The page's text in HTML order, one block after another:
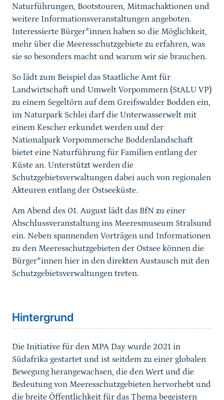
Naturführungen, Bootstouren, Mitmachaktionen und
weitere Informationsveranstaltungen angeboten.
Interessierte Bürger*innen haben so die Möglichkeit,
mehr über die Meeresschutzgebiete zu erfahren, was
sie so besonders macht und warum wir sie brauchen.
So lädt zum Beispiel das Staatliche Amt für
Landwirtschaft und Umwelt Vorpommern (StALU VP)
zu einem Segeltörn auf dem Greifswalder Bodden ein,
im Naturpark Schlei darf die Unterwasserwelt mit
einem Kescher erkundet werden und der
Nationalpark Vorpommersche Boddenlandschaft
bietet eine Naturführung für Familien entlang der
Küste an. Unterstützt werden die
Schutzgebietsverwaltungen dabei auch von regionalen
Akteuren entlang der Ostseeküste.
Am Abend des 01. August lädt das BfN zu einer
Abschlussveranstaltung ins Meeresmuseum Stralsund
ein. Neben spannenden Vorträgen und Informationen
zu den Meeresschutzgebieten der Ostsee können die
Bürger*innen hier in den direkten Austausch mit den
Schutzgebietsverwaltungen treten.
Hintergrund
Die Initiative für den MPA Day wurde 2021 in
Südafrika gestartet und ist seitdem zu einer globalen
Bewegung herangewachsen, die den Wert und die
Bedeutung von Meeresschutzgebieten hervorhebt und
die breite Öffentlichkeit für das Thema begeistern